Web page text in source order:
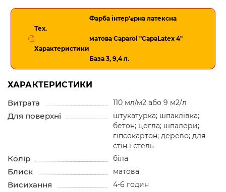
Тех.
Характеристики
Фарба інтер'єрна латексна
матова Caparol "CapaLatex 4"
База 3, 9,4 л.
ХАРАКТЕРИСТИКИ
Витрата
110 мл/м2 або 9 м2/л
Для поверхні
штукатурка; шпаклівка;
бетон; цегла; шпалери;
гіпсокартон; дерево; для
стін і стель
Колір біла
Блиск матова
Висихання 4-6 годин